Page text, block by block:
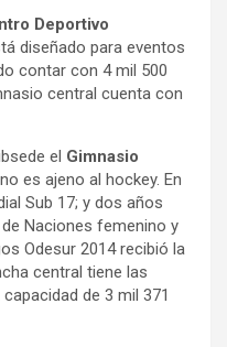
Deportivo
diseñado para eventos
contar con 4 mil 500
central cuenta con
el Gimnasio
no es ajeno al hockey. En
Sub 17; y dos años
Naciones femenino y
Odesur 2014 recibió la
central tiene las
de 3 mil 371